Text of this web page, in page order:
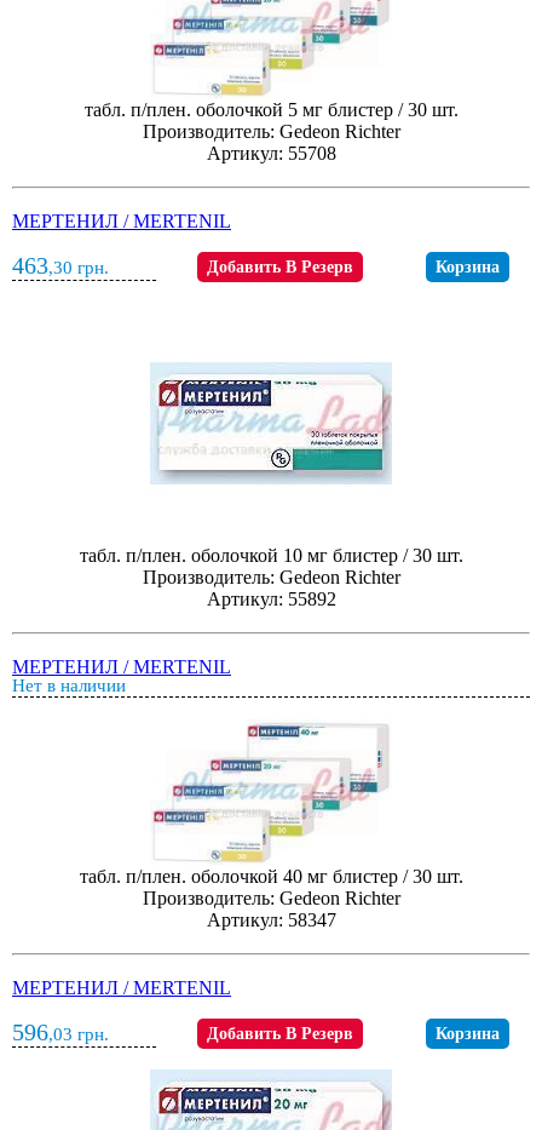
табл. п/плен. оболочкой 5 мг блистер / 30 шт.
Производитель: Gedeon Richter
Артикул: 55708
МЕРТЕНИЛ / MERTENIL
463,30 грн. Добавить В Резерв Корзина
табл. п/плен. оболочкой 10 мг блистер / 30 шт.
Производитель: Gedeon Richter
Артикул: 55892
МЕРТЕНИЛ / MERTENIL
Нет в наличии
табл. п/плен. оболочкой 40 мг блистер / 30 шт.
Производитель: Gedeon Richter
Артикул: 58347
МЕРТЕНИЛ / MERTENIL
596,03 грн. Добавить В Резерв Корзина